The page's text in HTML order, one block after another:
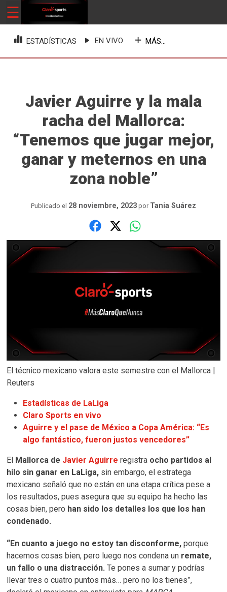
Skip
☰
ClaroSports
Más Claro que nunca
ESTADÍSTICAS EN VIVO MÁS...
Javier Aguirre y la mala
racha del Mallorca:
“Tenemos que jugar mejor,
ganar y meternos en una
zona noble”
Publicado el 28 noviembre, 2023 por Tania Suárez
El técnico mexicano valora este semestre con el Mallorca |
Reuters
Estadísticas de LaLiga
Claro Sports en vivo
Aguirre y el pase de México a Copa América: “Es
algo fantástico, fueron justos vencedores”
El Mallorca de Javier Aguirre registra ocho partidos al
hilo sin ganar en LaLiga, sin embargo, el estratega
mexicano señaló que no están en una etapa crítica pese a
los resultados, pues asegura que su equipo ha hecho las
cosas bien, pero han sido los detalles los que los han
condenado.
“En cuanto a juego no estoy tan disconforme, porque
hacemos cosas bien, pero luego nos condena un remate,
un fallo o una distracción.Te pones a sumar y podrías
llevar tres o cuatro puntos más… pero no los tienes”,